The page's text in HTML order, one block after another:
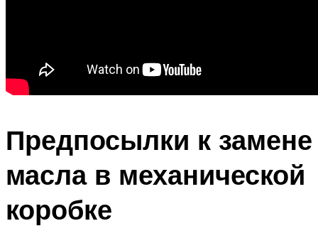
Предпосылки к замене
масла в механической
коробке